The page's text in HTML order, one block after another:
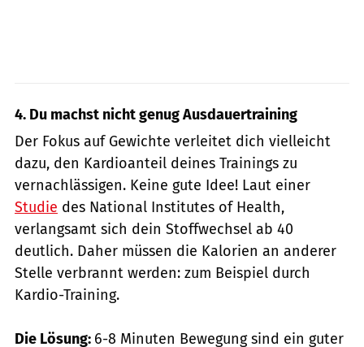
4. Du machst nicht genug Ausdauertraining
Der Fokus auf Gewichte verleitet dich vielleicht
dazu, den Kardioanteil deines Trainings zu
vernachlässigen. Keine gute Idee! Laut einer
Studie des National Institutes of Health,
verlangsamt sich dein Stoffwechsel ab 40
deutlich. Daher müssen die Kalorien an anderer
Stelle verbrannt werden: zum Beispiel durch
Kardio-Training.
Die Lösung: 6-8 Minuten Bewegung sind ein guter